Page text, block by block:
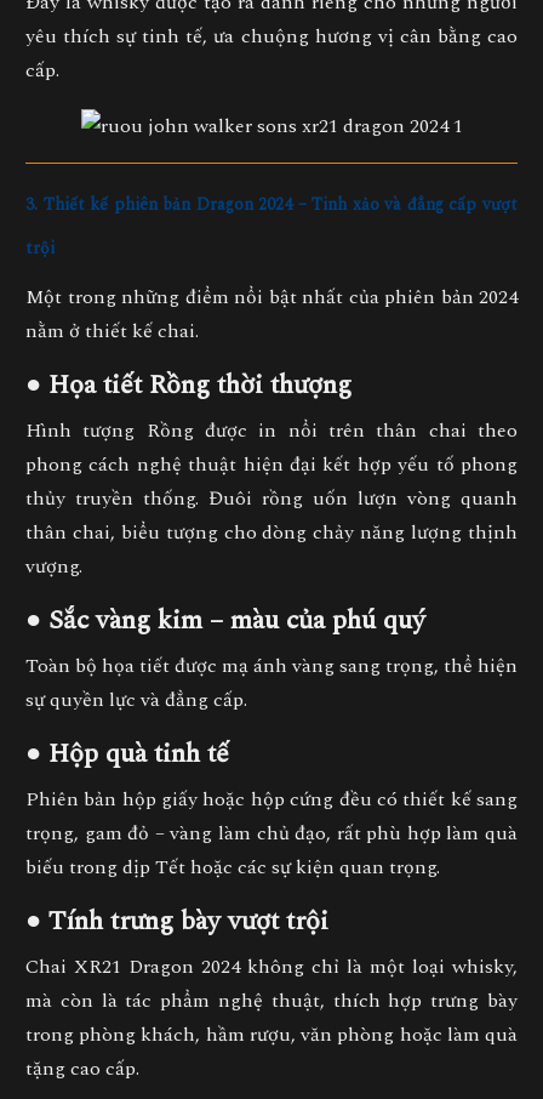
yêu thích sự tinh tế, ưa chuộng hương vị cân bằng cao
cấp.
3. Thiết kế phiên bản Dragon 2024 – Tinh xảo và đẳng cấp vượt
trội
Một trong những điểm nổi bật nhất của phiên bản 2024
nằm ởthiết kế chai.
● Họa tiết Rồng thời thượng
Hình tượng Rồng được in nổi trên thân chai theo
phong cách nghệ thuật hiện đại kết hợp yếu tố phong
thủy truyền thống. Đuôi rồng uốn lượn vòng quanh
thân chai, biểu tượng cho dòng chảy năng lượng thịnh
vượng.
● Sắc vàng kim – màu của phú quý
Toàn bộ họa tiết được mạ ánh vàng sang trọng, thể hiện
sự quyền lực và đẳng cấp.
● Hộp quà tinh tế
Phiên bản hộp giấy hoặc hộp cứng đều có thiết kế sang
trọng, gam đỏ – vàng làm chủ đạo, rất phù hợp làm quà
biếu trong dịp Tết hoặc các sự kiện quan trọng.
● Tính trưng bày vượt trội
Chai XR21 Dragon 2024 không chỉ là một loại whisky,
mà còn làtác phẩm nghệ thuật, thích hợp trưng bày
trong phòng khách, hầm rượu, văn phòng hoặc làm quà
tặng cao cấp.